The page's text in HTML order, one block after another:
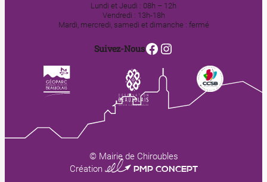
Lundi et Jeudi : 08h – 12h
Vendredi : 13h-18h
Mardi, mercredi, samedi et dimanche : fermé
Suivez-NousFacebook
Instagram
© Mairie de Chiroubles
Création 0123 PMP CONCEPT